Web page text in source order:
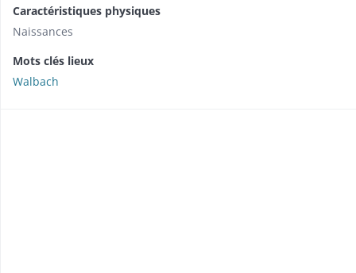
Caractéristiques physiques
Naissances
Mots clés lieux
Walbach